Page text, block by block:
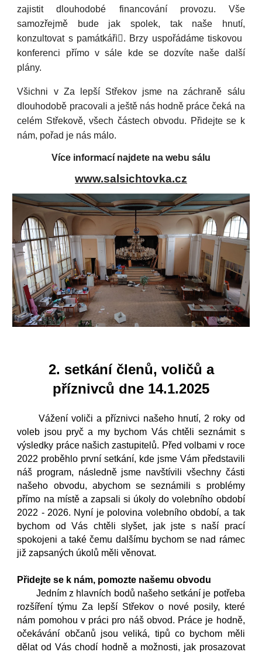
zajistit dlouhodobé financování provozu. Vše
samozřejmě bude jak spolek, tak naše hnutí,
konzultovat s památkáři🏻. Brzy uspořádáme tiskovou
konferenci přímo v sále kde se dozvíte naše další
plány.
Všichni v Za lepší Střekov jsme na záchraně sálu
dlouhodobě pracovali a ještě nás hodně práce čeká na
celém Střekově, všech částech obvodu. Přidejte se k
nám, pořad je nás málo.
Více informací najdete na webu sálu
www.salsichtovka.cz
2. setkání členů, voličů a
příznivců dne 14.1.2025
Vážení voliči a příznivci našeho hnutí, 2 roky od
voleb jsou pryč a my bychom Vás chtěli seznámit s
výsledky práce našich zastupitelů. Před volbami v roce
2022 proběhlo první setkání, kde jsme Vám představili
náš program, následně jsme navštívili všechny části
našeho obvodu, abychom se seznámili s problémy
přímo na místě a zapsali si úkoly do volebního období
2022 - 2026. Nyní je polovina volebního období, a tak
bychom od Vás chtěli slyšet, jak jste s naší prací
spokojeni a také čemu dalšímu bychom se nad rámec
již zapsaných úkolů měli věnovat.
Přidejte se k nám, pomozte našemu obvodu
Jedním z hlavních bodů našeho setkání je potřeba
rozšíření týmu Za lepší Střekov o nové posily, které
nám pomohou v práci pro náš obvod. Práce je hodně,
očekávání občanů jsou veliká, tipů co bychom měli
dělat od Vás chodí hodně a možnosti, jak prosazovat